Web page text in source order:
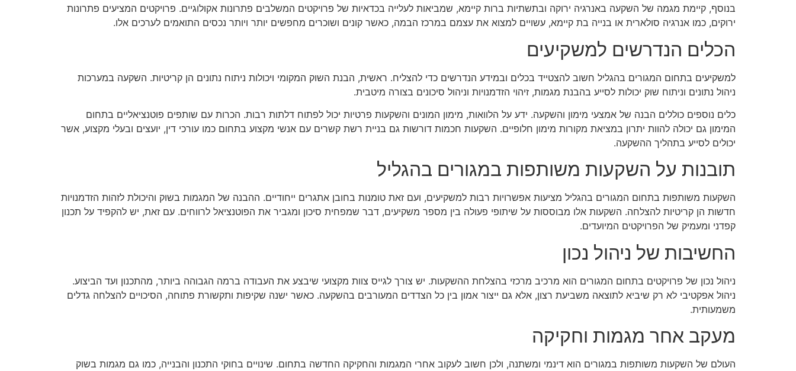
בנוסף, קיימת מגמה של השקעה באנרגיה ירוקה ובתשתיות ברות קיימא, שמביאות לעלייה בכדאיות של פרויקטים המשלבים פתרונות אקולוגיים. פרויקטים המציעים פתרונות
ירוקים, כמו אנרגיה סולארית או בנייה בת קיימא, עשויים למצוא את עצמם במרכז הבמה, כאשר קונים ושוכרים מחפשים יותר ויותר נכסים התואמים לערכים אלו.
הכלים הנדרשים למשקיעים
למשקיעים בתחום המגורים בהגליל חשוב להצטייד בכלים ובמידע הנדרשים כדי להצליח. ראשית, הבנת השוק המקומי ויכולות ניתוח נתונים הן קריטיות. השקעה במערכות
ניהול נתונים וניתוח שוק יכולות לסייע בהבנת מגמות, זיהוי הזדמנויות וניהול סיכונים בצורה מיטבית.
כלים נוספים כוללים הבנה של אמצעי מימון והשקעה. ידע על הלוואות, מימון המונים והשקעות פרטיות יכול לפתוח דלתות רבות. הכרות עם שותפים פוטנציאליים בתחום
המימון גם יכולה להוות יתרון במציאת מקורות מימון חלופיים. השקעות חכמות דורשות גם בניית רשת קשרים עם אנשי מקצוע בתחום כמו עורכי דין, יועצים ובעלי מקצוע, אשר
יכולים לסייע בתהליך ההשקעה.
תובנות על השקעות משותפות במגורים בהגליל
השקעות משותפות בתחום המגורים בהגליל מציעות אפשרויות רבות למשקיעים, ועם זאת טומנות בחובן אתגרים ייחודיים. ההבנה של המגמות בשוק והיכולת לזהות הזדמנויות
חדשות הן קריטיות להצלחה. השקעות אלו מבוססות על שיתופי פעולה בין מספר משקיעים, דבר שמפחית סיכון ומגביר את הפוטנציאל לרווחים. עם זאת, יש להקפיד על תכנון
קפדני ומעמיק של הפרויקטים המיועדים.
החשיבות של ניהול נכון
ניהול נכון של פרויקטים בתחום המגורים הוא מרכיב מרכזי בהצלחת ההשקעות. יש צורך לגייס צוות מקצועי שיבצע את העבודה ברמה הגבוהה ביותר, מהתכנון ועד הביצוע.
ניהול אפקטיבי לא רק שיביא לתוצאה משביעת רצון, אלא גם ייצור אמון בין כל הצדדים המעורבים בהשקעה. כאשר ישנה שקיפות ותקשורת פתוחה, הסיכויים להצלחה גדלים
משמעותית.
מעקב אחר מגמות וחקיקה
העולם של השקעות משותפות במגורים הוא דינמי ומשתנה, ולכן חשוב לעקוב אחרי המגמות והחקיקה החדשה בתחום. שינויים בחוקי התכנון והבנייה, כמו גם מגמות בשוק